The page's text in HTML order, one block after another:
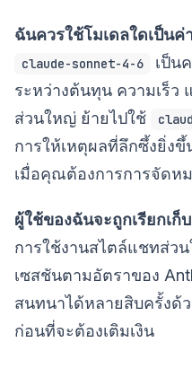
ฉันควรใช้โมเดลใดเป็นค่
claude-sonnet-4-6
เป็น
ระหว่างต้นทุน ความเร็
ส่วนใหญ่ ย้ายไปใช้
การให้เหตุผลที่ลึกซึ้งยิ่งขึ้
เมื่อคุณต้องการการจัดห
ผู้ใช้ของฉันจะถูกเรียกเก็
การใช้งานสไตล์แชทส่ว
เซสชันตามอัตราของ
สนทนาได้หลายสิบครั้งด้
ก่อนที่จะต้องเติมเงิน